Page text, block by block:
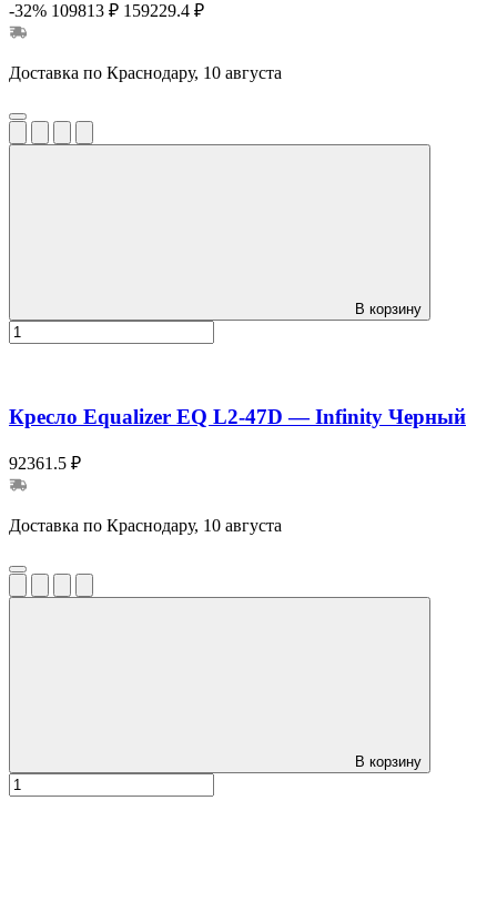
-32% 109813 ₽ 159229.4 ₽
Доставка по Краснодару, 10 августа
В корзину
Кресло Equalizer EQ L2-47D — Infinity Черный
92361.5 ₽
Доставка по Краснодару, 10 августа
В корзину